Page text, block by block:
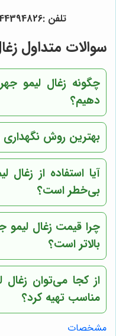
تلفن :44394826-021 - 09125309837
سوالات متداول
چگونه زغال لیمو
دهیم؟
بهترین روش
آیا استفاده از
بی‌خطر است؟
چرا قیمت زغال لیمو
بالاتر است؟
از کجا می‌توان
مناسب تهیه کرد؟
مشخصات